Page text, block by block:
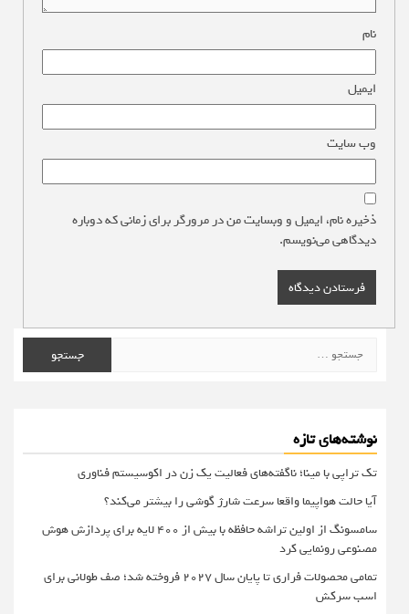
نام
ایمیل
وب‌ سایت
ذخیره نام، ایمیل و وبسایت من در مرورگر برای زمانی که دوباره
دیدگاهی می‌نویسم.
برای:
نوشته‌های تازه
تک تراپی با مینا؛ ناگفته‌های فعالیت یک زن در اکوسیستم فناوری
آیا حالت هواپیما واقعا سرعت شارژ گوشی را بیشتر می‌کند؟
سامسونگ از اولین تراشه حافظه با بیش از ۴۰۰ لایه برای پردازش هوش
مصنوعی رونمایی کرد
تمامی محصولات فراری تا پایان سال ۲۰۲۷ فروخته شد؛ صف طولانی برای
اسب سرکش